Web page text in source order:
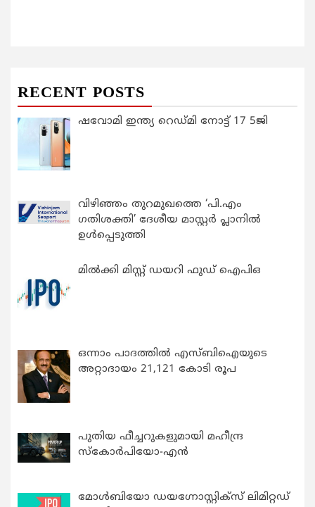
RECENT POSTS
ഷവോമി ഇന്ത്യ റെഡ്മി നോട്ട് 17 5ജി
വിഴിഞ്ഞം തുറമുഖത്തെ ‘പി.എം
ഗതിശക്തി’ ദേശീയ മാസ്റ്റർ പ്ലാനിൽ
ഉൾപ്പെടുത്തി
മിൽക്കി മിസ്റ്റ് ഡയറി ഫുഡ് ഐപിഒ
ഒന്നാം പാദത്തിൽ എസ്ബിഐയുടെ
അറ്റാദായം 21,121 കോടി രൂപ
പുതിയ ഫീച്ചറുകളുമായി മഹീന്ദ്ര
സ്കോർപിയോ-എൻ
മോൾബിയോ ഡയഗ്നോസ്റ്റിക്സ് ലിമിറ്റഡ്